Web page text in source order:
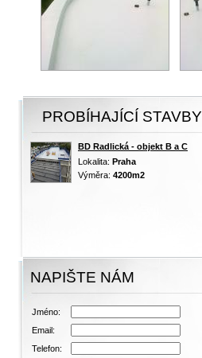
PROBÍHAJÍCÍ STAVBY
BD Radlická - objekt B a C
Lokalita: Praha
Výměra: 4200m2
NAPIŠTE NÁM
Jméno:
Email:
Telefon: